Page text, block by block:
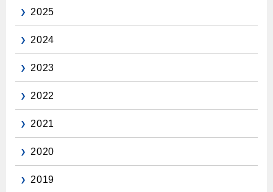
保安体制
保安体制について
各種手続き
ガス使用開始のご案内
ガス使用停止のご案内
2025
2024
2023
2022
2021
2020
2019